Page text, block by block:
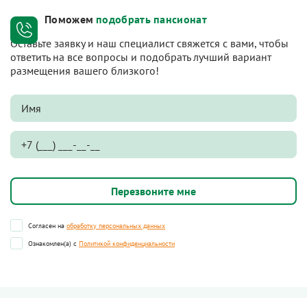
Поможем подобрать пансионат
Оставьте заявку и наш специалист свяжется с вами, чтобы
ответить на все вопросы и подобрать лучший вариант
размещения вашего близкого!
Согласен на обработку персональных данных
Ознакомлен(а) с Политикой конфиденциальности